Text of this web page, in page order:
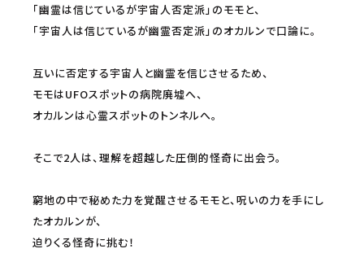
「幽霊は信じているが宇宙人否定派」のモモと、
「宇宙人は信じているが幽霊否定派」のオカルンで口論に。
互いに否定する宇宙人と幽霊を信じさせるため、
モモはUFOスポットの病院廃墟へ、
オカルンは心霊スポットのトンネルへ。
そこで2人は、理解を超越した圧倒的怪奇に出会う。
窮地の中で秘めた力を覚醒させるモモと、呪いの力を手にし
たオカルンが、
迫りくる怪奇に挑む！